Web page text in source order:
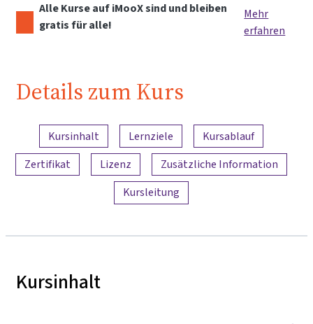
Alle Kurse auf iMooX sind und bleiben
gratis für alle!
Mehr
erfahren
Details zum Kurs
Inhaltsübersicht
Kursinhalt Lernziele
Kursablauf
Zertifikat
Lizenz
Zusätzliche Information
Kursleitung
Kursinhalt